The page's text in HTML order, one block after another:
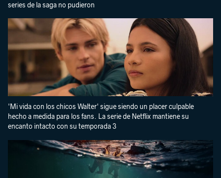
series de la saga no pudieron
'Mi vida con los chicos Walter' sigue siendo un placer culpable
hecho a medida para los fans. La serie de Netflix mantiene su
encanto intacto con su temporada 3